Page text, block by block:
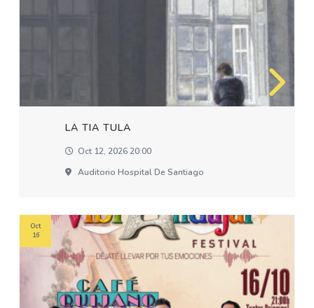
LA TIA TULA
Oct 12, 2026 20:00
Auditorio Hospital De Santiago
Oct
16